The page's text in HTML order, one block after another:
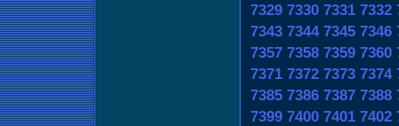
7329 7330 7331 7332
7343 7344 7345 7346
7357 7358 7359 7360
7371 7372 7373 7374
7385 7386 7387 7388
7399 7400 7401 7402